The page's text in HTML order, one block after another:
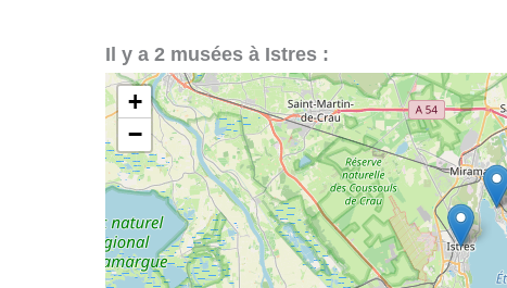
Il y a 2 musées à Istres :
+
−